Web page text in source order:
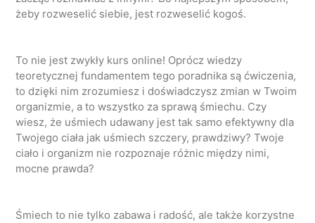
żeby rozweselić siebie, jest rozweselić kogoś.
To nie jest zwykły kurs online! Oprócz wiedzy
teoretycznej fundamentem tego poradnika są ćwiczenia,
to dzięki nim zrozumiesz i doświadczysz zmian w Twoim
organizmie, a to wszystko za sprawą śmiechu. Czy
wiesz, że uśmiech udawany jest tak samo efektywny dla
Twojego ciała jak uśmiech szczery, prawdziwy? Twoje
ciało i organizm nie rozpoznaje różnic między nimi,
mocne prawda?
Śmiech to nie tylko zabawa i radość, ale także korzystne